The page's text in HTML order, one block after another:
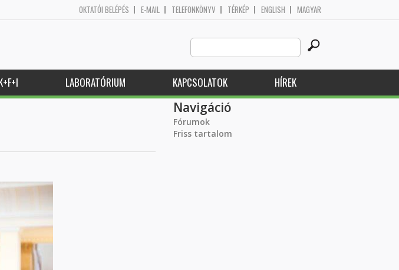
OKTATÓI BELÉPÉS E-MAIL TELEFONKÖNYV TÉRKÉP ENGLISH MAGYAR
Search
this
site
LABORATÓRIUM KAPCSOLATOK HÍREK
Navigáció
Fórumok
Friss tartalom